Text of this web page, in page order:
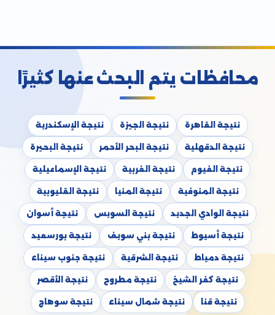
محافظات يتم البحث عنها كثيرًا
نتيجة القاهرة نتيجة الجيزة نتيجة الإسكندرية
نتيجة الدقهلية نتيجة البحر الأحمر نتيجة البحيرة
نتيجة الفيوم نتيجة الغربية نتيجة الإسماعيلية
نتيجة المنوفية نتيجة المنيا نتيجة القليوبية
نتيجة الوادي الجديد نتيجة السويس نتيجة أسوان
نتيجة أسيوط نتيجة بني سويف نتيجة بورسعيد
نتيجة دمياط نتيجة الشرقية نتيجة جنوب سيناء
نتيجة كفر الشيخ نتيجة مطروح نتيجة الأقصر
نتيجة قنا نتيجة شمال سيناء نتيجة سوهاج